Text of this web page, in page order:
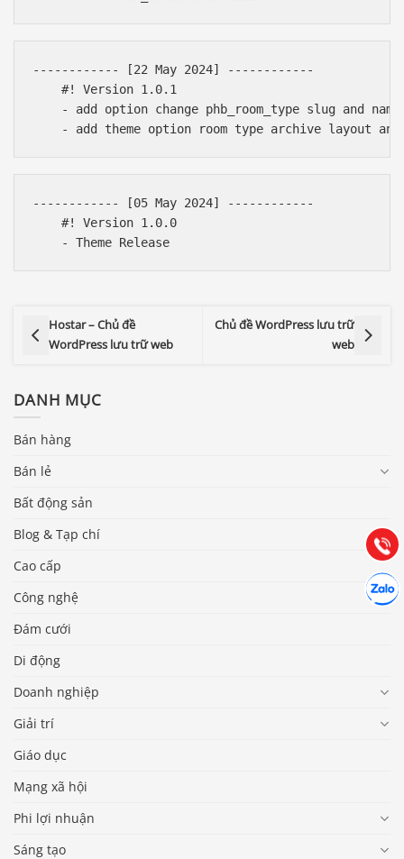
------------ [22 May 2024] ------------
    #! Version 1.0.1
    - add option change phb_room_type slug and name
------------ [05 May 2024] ------------
    #! Version 1.0.0
Hostar – Chủ đề
WordPress lưu trữ web
Chủ đề WordPress lưu trữ
web
DANH MỤC
Bán hàng
Bán lẻ
Bất động sản
Blog & Tạp chí
Cao cấp
Công nghệ
Đám cưới
Di động
Doanh nghiệp
Giải trí
Giáo dục
Mạng xã hội
Phi lợi nhuận
Sáng tạo
Gọi
(028) 22.166.144
Chát